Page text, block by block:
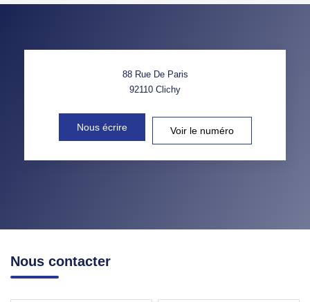
88 Rue De Paris
92110 Clichy
Nous écrire Voir le numéro
Nous contacter